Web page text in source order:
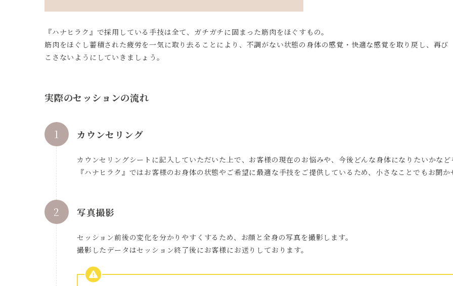
『ハナヒラク』で採用している手技は全て、ガチガチに固まった筋肉をほぐすもの。
筋肉をほぐし蓄積された疲労を一気に取り去ることにより、不調がない状態の身体の感覚・快適な感覚を取り戻し、再
こさないようにしていきましょう。
実際のセッションの流れ
カウンセリング
カウンセリングシートに記入していただいた上で、お客様の現在のお悩みや、今後どんな身体になりたいかな
『ハナヒラク』ではお客様のお身体の状態やご希望に最適な手技をご提供しているため、小さなことでもお聞
写真撮影
セッション前後の変化を分かりやすくするため、お顔と全身の写真を撮影します。
撮影したデータはセッション終了後にお客様にお送りしております。